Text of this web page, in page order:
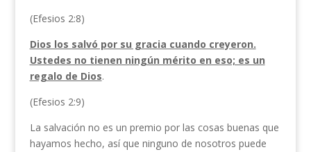
(Efesios 2:8)
Dios los salvó por su gracia cuando creyeron.
Ustedes no tienen ningún mérito en eso; es un
regalo de Dios.
(Efesios 2:9)
La salvación no es un premio por las cosas buenas que
hayamos hecho, así que ninguno de nosotros puede